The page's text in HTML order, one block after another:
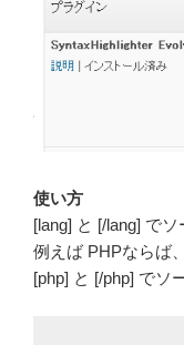
使い方
[lang] と [/lang] で
例えば PHPならば、
[php] と [/php] でソ